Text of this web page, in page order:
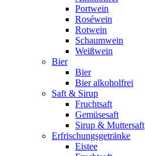
Portwein
Roséwein
Rotwein
Schaumwein
Weißwein
Bier
Bier
Bier alkoholfrei
Saft & Sirup
Fruchtsaft
Gemüsesaft
Sirup & Muttersaft
Erfrischungsgetränke
Eistee